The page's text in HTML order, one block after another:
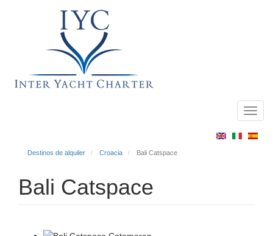
Destinos de alquiler Croacia Bali Catspace
Bali Catspace